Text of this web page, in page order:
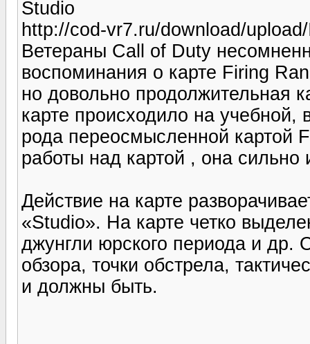
Studio
http://cod-vr7.ru/download/
Ветераны Call of Duty
воспоминания о карте Firing
но довольно продолжительная
карте происходило на учебной,
рода переосмысленной картой
работы над картой , она
Действие на карте
«Studio». На карте четко
джунгли юрского периода и др.
обзора, точки обстрела,
и должны быть.